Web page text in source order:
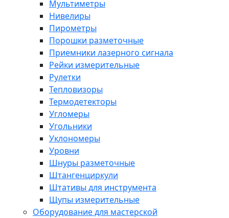
Мультиметры
Нивелиры
Пирометры
Порошки разметочные
Приемники лазерного сигнала
Рейки измерительные
Рулетки
Тепловизоры
Термодетекторы
Угломеры
Угольники
Уклономеры
Уровни
Шнуры разметочные
Штангенциркули
Штативы для инструмента
Щупы измерительные
Оборудование для мастерской